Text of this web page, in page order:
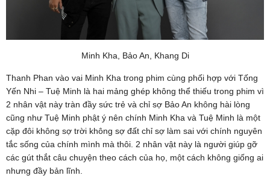
Minh Kha, Bảo An, Khang Di
Thanh Phan vào vai Minh Kha trong phim cùng phối hợp với Tống
Yến Nhi – Tuệ Minh là hai mảng ghép không thể thiếu trong phim vì
2 nhân vật này tràn đầy sức trẻ và chỉ sợ Bảo An không hài lòng
cũng như Tuệ Minh phật ý nên chính Minh Kha và Tuệ Minh là một
cặp đôi không sợ trời không sợ đất chỉ sợ làm sai với chính nguyên
tắc sống của chính mình mà thôi. 2 nhân vật này là người giúp gỡ
các gút thắt câu chuyện theo cách của họ, một cách không giống ai
nhưng đầy bản lĩnh.